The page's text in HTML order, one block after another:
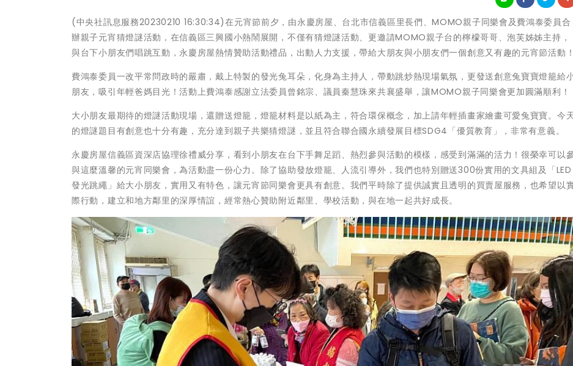
(中央社訊息服務20230210 16:30:34)在元宵節前夕，由永慶房屋、台北市信義區里長們、MOMO親子同樂會及費鴻泰委員合
辦親子元宵猜燈謎活動，在信義區三興國小熱鬧展開，不僅有猜燈謎活動、更邀請MOMO親子台的檸檬哥哥、泡芙姊姊主持，
與台下小朋友們唱跳互動，永慶房屋熱情贊助活動禮品，出動人力支援，帶給大朋友與小朋友們一個創意又有趣的元宵節活動！
費鴻泰委員一改平常問政時的嚴肅，戴上特製的發光兔耳朵，化身為主持人，帶動跳炒熱現場氣氛，更發送創意兔寶寶燈籠給
朋友，吸引年輕爸媽目光！活動上費鴻泰感謝立法委員曾銘宗、議員秦慧珠來共襄盛舉，讓MOMO親子同樂會更加圓滿順利！
大小朋友最期待的燈謎活動現場，還贈送燈籠，燈籠材料是以紙為主，符合環保概念，加上請年輕插畫家繪畫可愛兔寶寶。今
的燈謎題目有創意也十分有趣，充分達到親子共樂猜燈謎，並且符合聯合國永續發展目標SDG4「優質教育」，非常有意義。
永慶房屋信義區資深店協理徐禮威分享，看到小朋友在台下手舞足蹈、熱烈參與活動的模樣，感受到滿滿的活力！很榮幸可以
與這麼溫馨的元宵同樂會，為活動盡一份心力。除了協助發放燈籠、人流引導外，我們也特別贈送300份實用的文具組及「LED
發光跳繩」給大小朋友，實用又有特色，讓元宵節同樂會更具有創意。我們平時除了提供誠實且透明的買賣屋服務，也希望以
際行動，建立和地方鄰里的深厚情誼，經常熱心贊助附近鄰里、學校活動，與在地一起共好成長。